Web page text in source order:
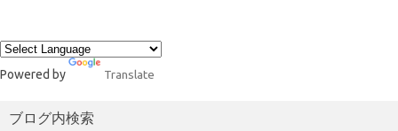
Powered by Translate
ブログ内検索